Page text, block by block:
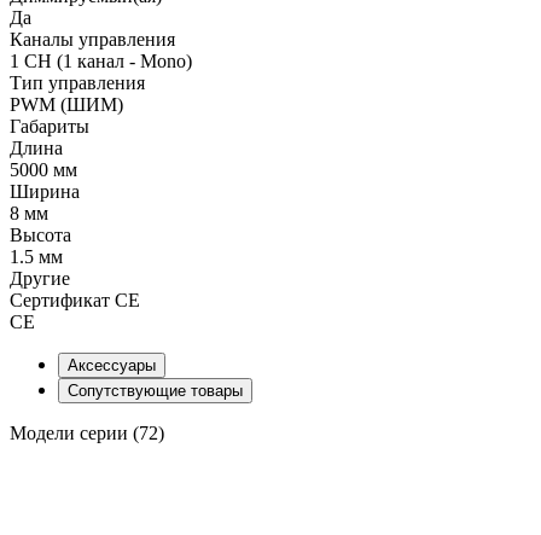
Да
Каналы управления
1 CH (1 канал - Mono)
Тип управления
PWM (ШИМ)
Габариты
Длина
5000 мм
Ширина
8 мм
Высота
1.5 мм
Другие
Сертификат CE
CE
Аксессуары
Сопутствующие товары
Модели серии (72)